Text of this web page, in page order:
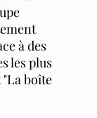
à des
les plus
"La boîte